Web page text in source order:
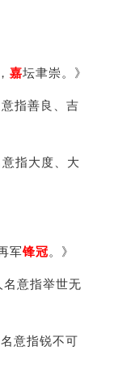
嘉坛聿崇。》
意指善良、吉
意指大度、大
军锋冠。》
名意指举世无
名意指锐不可